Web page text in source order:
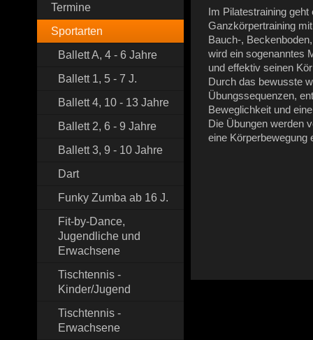
Termine
Sportarten
Ballett A, 4 - 6 Jahre
Ballett 1, 5 - 7 J.
Ballett 4, 10 - 13 Jahre
Ballett 2, 6 - 9 Jahre
Ballett 3, 9 - 10 Jahre
Dart
Funky Zumba ab 16 J.
Fit-by-Dance,
Jugendliche und
Erwachsene
Tischtennis -
Kinder/Jugend
Tischtennis -
Erwachsene
Im Pilatestraining
Ganzkörpertraining
Bauch-,
wird ein sogenanntes
und effektiv seinen
Durch das bewusste
Übungssequenzen,
Beweglichkeit und
Die Übungen werden
eine Körperbewegung